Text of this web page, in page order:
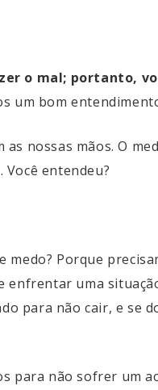
o mal; portanto,
um bom
nossas mãos. O
Você entendeu?
medo? Porque
enfrentar uma
para não cair, e se
para não sofrer um